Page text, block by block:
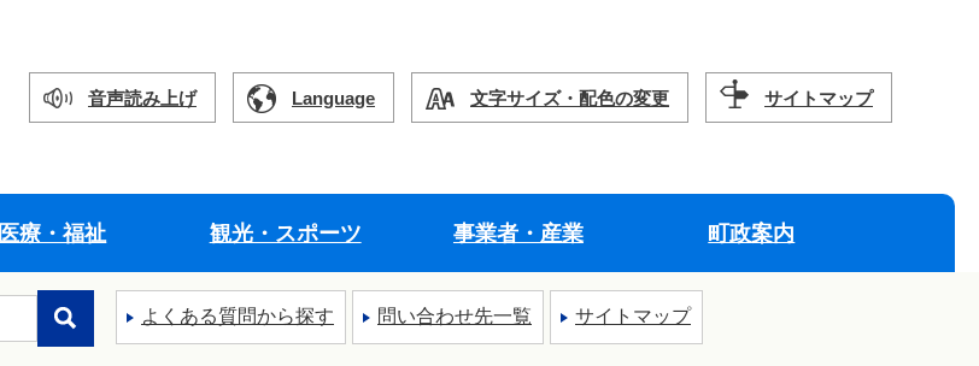
音声読み上げ Language 文字サイズ・配色の変更 サイトマップ
医療・福祉 観光・スポーツ 事業者・産業 町政案内
よくある質問から探す 問い合わせ先一覧 サイトマップ